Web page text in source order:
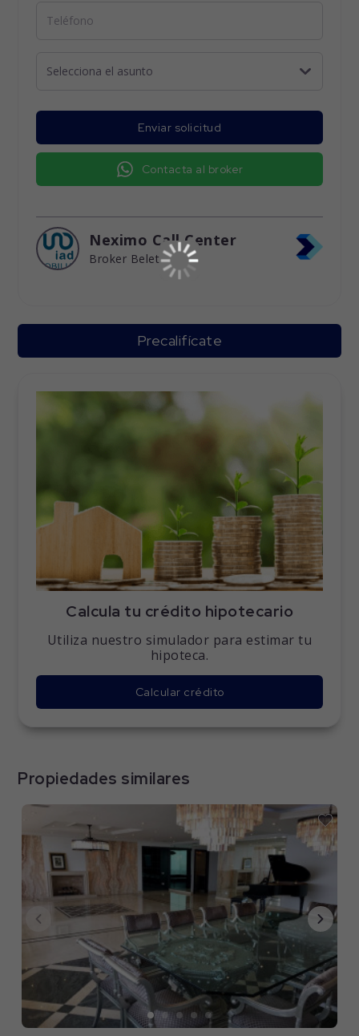
Enviar solicitud
Contacta al broker
Neximo Call Center
Broker Beleta
Precalifícate
Calcula tu crédito hipotecario
Utiliza nuestro simulador para estimar tu
hipoteca.
Calcular crédito
Propiedades similares